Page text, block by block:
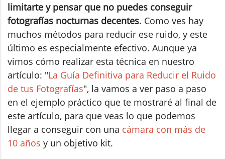
limitarte y pensar que no puedes conseguir
fotografías nocturnas decentes. Como ves hay
muchos métodos para reducir ese ruido, y este
último es especialmente efectivo. Aunque ya
vimos cómo realizar esta técnica en nuestro
artículo: "La Guía Definitiva para Reducir el Ruido
de tus Fotografías", la vamos a ver paso a paso
en el ejemplo práctico que te mostraré al final de
este artículo, para que veas lo que podemos
llegar a conseguir con una cámara con más de
10 años y un objetivo kit.